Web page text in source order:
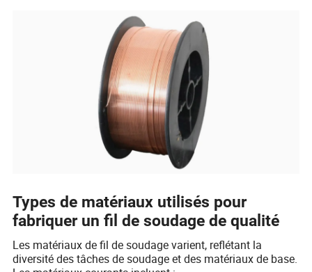
Types de matériaux utilisés pour
fabriquer un fil de soudage de qualité
Les matériaux de fil de soudage varient, reflétant la
diversité des tâches de soudage et des matériaux de base.